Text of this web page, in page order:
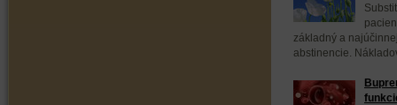
základný a
abstinencie.